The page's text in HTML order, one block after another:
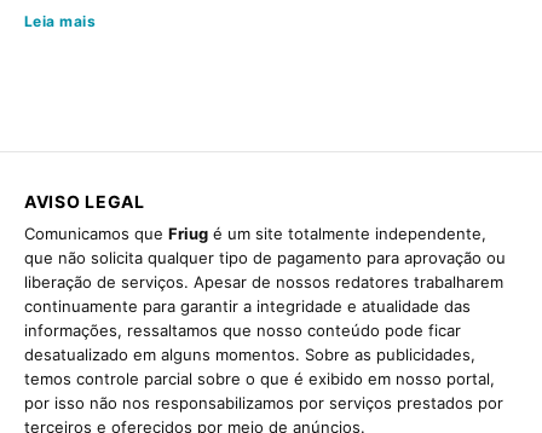
Leia mais
AVISO LEGAL
Comunicamos que Friug é um site totalmente independente,
que não solicita qualquer tipo de pagamento para aprovação ou
liberação de serviços. Apesar de nossos redatores trabalharem
continuamente para garantir a integridade e atualidade das
informações, ressaltamos que nosso conteúdo pode ficar
desatualizado em alguns momentos. Sobre as publicidades,
temos controle parcial sobre o que é exibido em nosso portal,
por isso não nos responsabilizamos por serviços prestados por
terceiros e oferecidos por meio de anúncios.